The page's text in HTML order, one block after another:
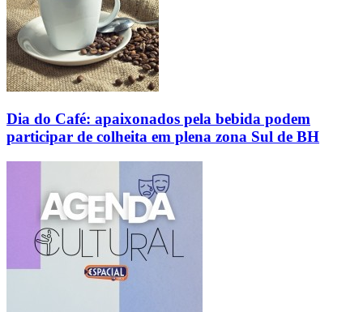
Dia do Café: apaixonados pela bebida podem
participar de colheita em plena zona Sul de BH